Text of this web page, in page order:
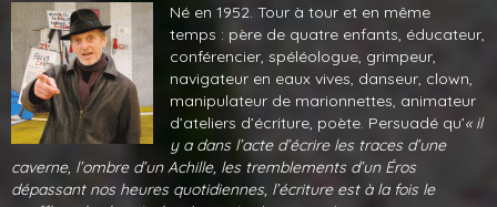
Né en 1952. Tour à tour et en même
temps : père de quatre enfants, éducateur,
conférencier, spéléologue, grimpeur,
navigateur en eaux vives, danseur, clown,
manipulateur de marionnettes, animateur
d’ateliers d’écriture, poète. Persuadé qu’« il
y a dans l’acte d’écrire les traces d’une
caverne, l’ombre d’un Achille, les tremblements d’un Éros
dépassant nos heures quotidiennes, l’écriture est à la fois le